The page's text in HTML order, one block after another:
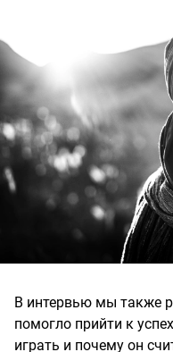
В интервью мы также
помогло прийти к
играть и почему он